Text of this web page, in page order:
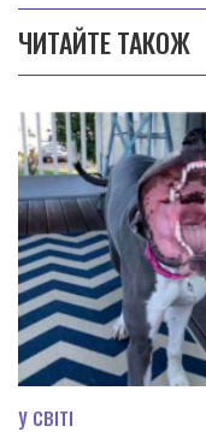
ЧИТАЙТЕ ТАКОЖ
У СВІТІ